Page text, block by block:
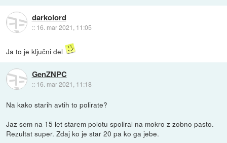
darkolord
:: 16. mar 2021, 11:05
Ja to je ključni del
GenZNPC
:: 16. mar 2021, 11:18
Na kako starih avtih to polirate?
Jaz sem na 15 let starem polotu spoliral na mokro z zobno pasto.
Rezultat super. Zdaj ko je star 20 pa ko ga jebe.